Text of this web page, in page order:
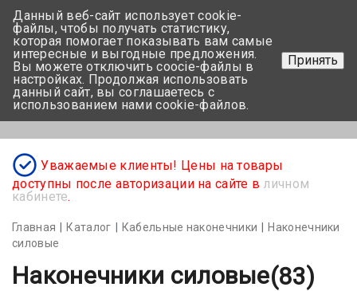
+375 17-350-99-56
+375 44-752-82-08
Задать вопрос
Уважаемые клиенты! Цены на товары
доступны после авторизации на сайте в личном
кабинете.
Главная Каталог Кабельные наконечники
Наконечники
силовые
Наконечники силовые(83)
Данный веб-сайт использует cookie-
файлы, чтобы получать статистику,
которая помогает показывать вам самые
интересные и выгодные предложения.
Вы можете отключить coocie-файлы в
настройках. Продолжая использовать
данный сайт, вы соглашаетесь с
использованием нами cookie-файлов.
Принять